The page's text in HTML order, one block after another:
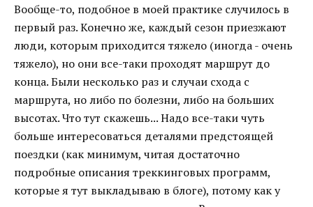
Вообще-то, подобное в моей практике случилось в
первый раз. Конечно же, каждый сезон приезжают
люди, которым приходится тяжело (иногда - очень
тяжело), но они все-таки проходят маршрут до
конца. Были несколько раз и случаи схода с
маршрута, но либо по болезни, либо на больших
высотах. Что тут скажешь... Надо все-таки чуть
больше интересоваться деталями предстоящей
поездки (как минимум, читая достаточно
подробные описания треккинговых программ,
которые я тут выкладываю в блоге), потому как у